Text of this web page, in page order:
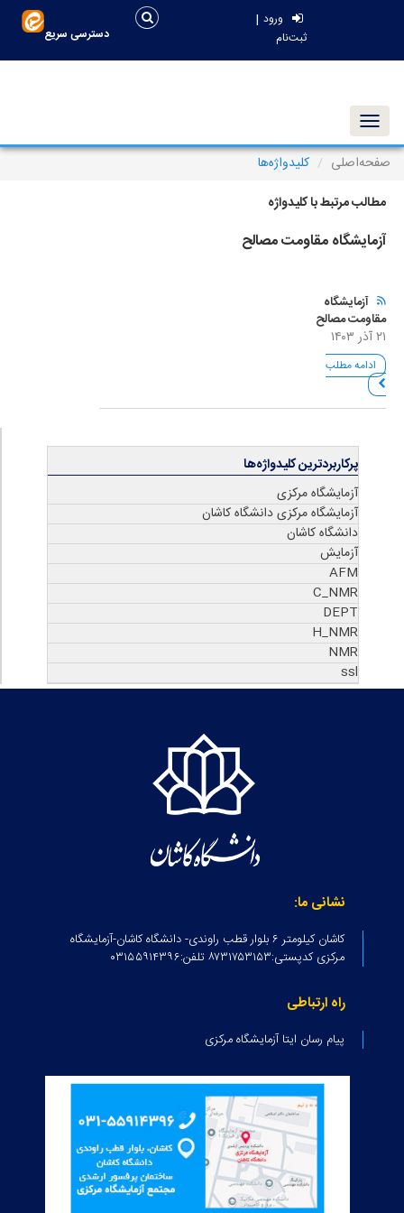
ورود |
ثبت‌نام دسترسی سریع
Toggle navigation
صفحه‌اصلی
کلیدواژه‌ها
مطالب مرتبط با کلیدواژه
آزمایشگاه مقاومت مصالح
آزمایشگاه
مقاومت مصالح
۲۱ آذر ۱۴۰۳
ادامه مطلب
پرکاربردترین کلیدواژه‌ها
آزمایشگاه مرکزی
آزمایشگاه مرکزی دانشگاه کاشان
دانشگاه کاشان
آزمایش
AFM
C_NMR
DEPT
H_NMR
NMR
ssl
نشانی ما:
کاشان کیلومتر ۶ بلوار قطب راوندی- دانشگاه کاشان-آزمایشگاه
مرکزی کدپستی:۸۷۳۱۷۵۳۱۵۳ تلفن:۰۳۱۵۵۹۱۴۳۹۶
راه ارتباطی
پیام رسان ایتا آزمایشگاه مرکزی